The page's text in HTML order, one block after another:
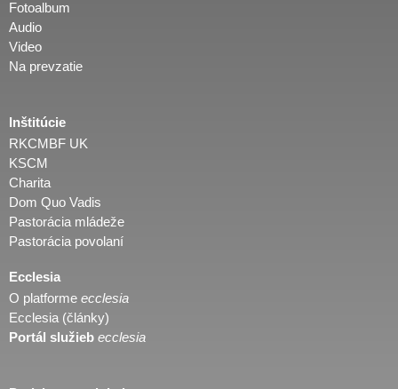
Fotoalbum
Audio
Video
Na prevzatie
Inštitúcie
RKCMBF UK
KSCM
Charita
Dom Quo Vadis
Pastorácia mládeže
Pastorácia povolaní
Ecclesia
O platforme ecclesia
Ecclesia (články)
Portál služieb ecclesia